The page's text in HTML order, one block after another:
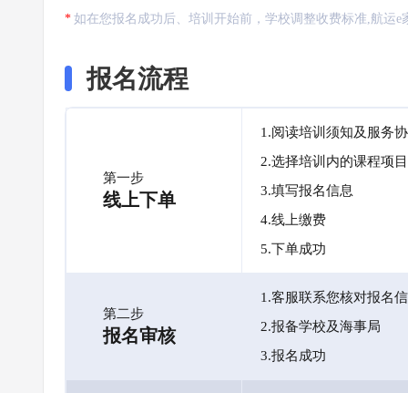
如在您报名成功后、培训开始前，学校调整收费标准,航运
报名流程
第一步
线上下单
1.阅读培训须知及服务
2.选择培训内的课程项目
3.填写报名信息
4.线上缴费
5.下单成功
第二步
报名审核
1.客服联系您核对报名
2.报备学校及海事局
3.报名成功